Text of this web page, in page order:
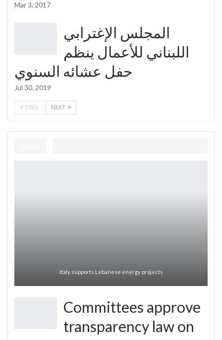
Mar 3, 2017
المجلس الإغترابي
اللبناني للأعمال ينظم
حفل عشائه السنوي
Jul 30, 2019
PREV NEXT
Italy supports Lebanese energy projects
Committees approve
transparency law on